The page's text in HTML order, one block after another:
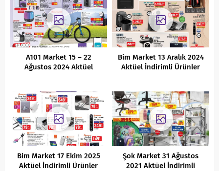
A101 Market 15 – 22
Ağustos 2024 Aktüel
Bim Market 13 Aralık 2024
Aktüel İndirimli Ürünler
Bim Market 17 Ekim 2025
Aktüel İndirimli Ürünler
Şok Market 31 Ağustos
2021 Aktüel İndirimli